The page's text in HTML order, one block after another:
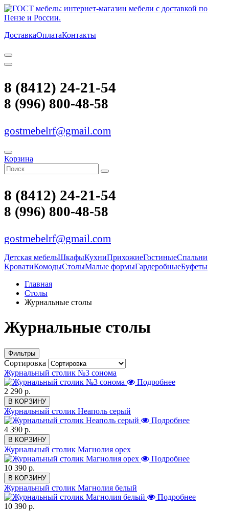
ДоставкаОплатаКонтакты
8 (8412) 24-21-54
8 (996) 800-48-58
gostmebelrf@gmail.com
Корзина
8 (8412) 24-21-54
8 (996) 800-48-58
gostmebelrf@gmail.com
Детская мебельШкафыКухниПрихожиеГостиныеСпальни
КроватиКомодыСтолыМалые формыГардеробныеБуфеты
Главная
Столы
Журнальные столы
Журнальные столы
Фильтры
Сортировка
Журнальный столик №3 сонома
Подробнее
2 290 р.
В КОРЗИНУ
Журнальный столик Неаполь серый
Подробнее
4 390 р.
В КОРЗИНУ
Журнальный столик Магнолия орех
Подробнее
10 390 р.
В КОРЗИНУ
Журнальный столик Магнолия белый
Подробнее
10 390 р.